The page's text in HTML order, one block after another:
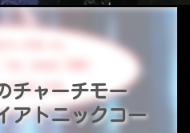
チャーチモー
アトニックコー